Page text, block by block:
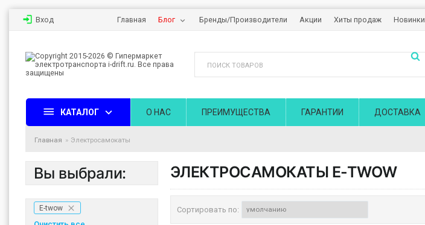
Вход Главная Блог Бренды/Производители Акции Хиты продаж Новинки
КАТАЛОГ О НАС ПРЕИМУЩЕСТВА ГАРАНТИИ ДОСТАВКА
Главная Электросамокаты
Вы выбрали:
E-twow
ЭЛЕКТРОСАМОКАТЫ E-TWOW
Сортировать по: